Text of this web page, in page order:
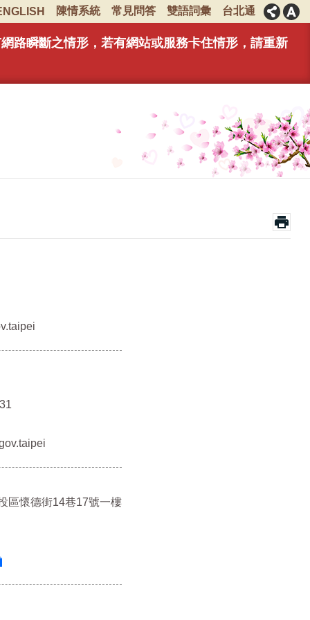
陳情系統 常見問答 雙語詞彙 台北通
路瞬斷之情形，若有網站或服務卡住情形，請重新
區懷德街14巷17號一樓